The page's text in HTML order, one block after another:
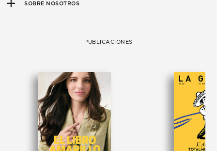
SOBRE NOSOTROS
PUBLICACIONES